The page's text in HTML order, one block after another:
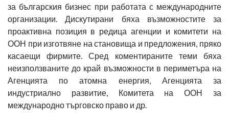
за българския бизнес при работата с международните
организации. Дискутирани бяха възможностите за
проактивна позиция в редица агенции и комитети на
ООН при изготвяне на становища и предложения, пряко
касаещи фирмите. Сред коментираните теми бяха
неизползваните до край възможности в периметъра на
Агенцията по атомна енергия, Агенцията за
индустриално развитие, Комитета на ООН за
международно търговско право и др.